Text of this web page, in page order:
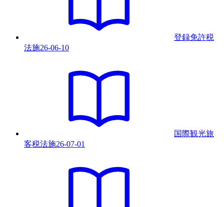
登録免許税
法施26-06-10
国際観光旅
客税法施26-07-01